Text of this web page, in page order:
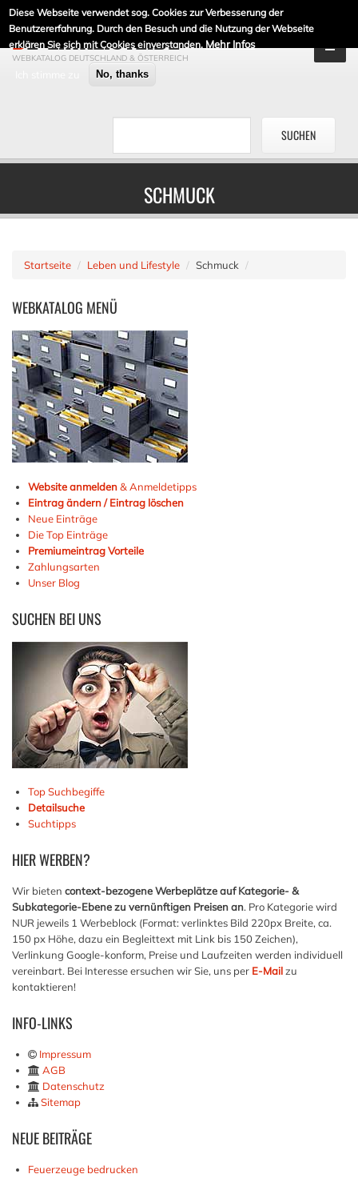
Diese Webseite verwendet sog. Cookies zur Verbesserung der
Benutzererfahrung. Durch den Besuch und die Nutzung der Webseite
erklären Sie sich mit Cookies einverstanden. Mehr Infos
No, thanks
DE-LINKLISTE.DE
WEBKATALOG DEUTSCHLAND & ÖSTERREICH
SCHMUCK
Startseite Leben und Lifestyle Schmuck
WEBKATALOG MENÜ
Website anmelden& Anmeldetipps
Eintrag ändern / Eintrag löschen
Neue Einträge
Die Top Einträge
Premiumeintrag Vorteile
Zahlungsarten
Unser Blog
SUCHEN BEI UNS
Top Suchbegiffe
Detailsuche
Suchtipps
HIERWERBEN?
Wir bieten context-bezogene Werbeplätze auf Kategorie- &
Subkategorie-Ebene zu vernünftigen Preisen an. Pro Kategorie wird
NUR jeweils 1 Werbeblock (Format: verlinktes Bild 220px Breite, ca.
150 px Höhe, dazu ein Begleittext mit Link bis 150 Zeichen),
Verlinkung Google-konform, Preise und Laufzeiten werden individuell
vereinbart. Bei Interesse ersuchen wir Sie, uns per E-Mailzu
kontaktieren!
INFO-LINKS
Impressum
AGB
Datenschutz
Sitemap
NEUEBEITRÄGE
Feuerzeuge bedrucken